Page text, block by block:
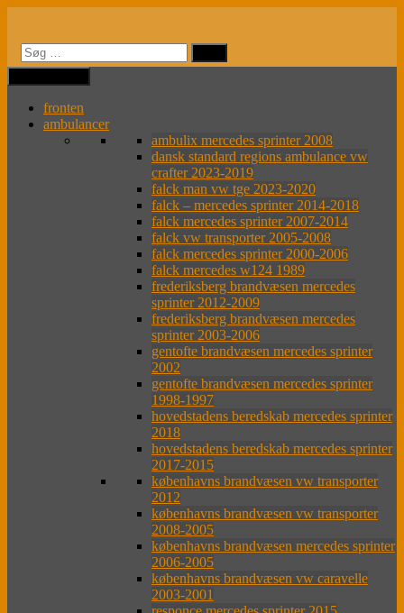
indhold
fronten
ambulancer
ambulix mercedes sprinter 2008
dansk standard regions ambulance vw
crafter 2023-2019
falck man vw tge 2023-2020
falck – mercedes sprinter 2014-2018
falck mercedes sprinter 2007-2014
falck vw transporter 2005-2008
falck mercedes sprinter 2000-2006
falck mercedes w124 1989
frederiksberg brandvæsen mercedes
sprinter 2012-2009
frederiksberg brandvæsen mercedes
sprinter 2003-2006
gentofte brandvæsen mercedes sprinter
2002
gentofte brandvæsen mercedes sprinter
1998-1997
hovedstadens beredskab mercedes sprinter
2018
hovedstadens beredskab mercedes sprinter
2017-2015
københavns brandvæsen vw transporter
2012
københavns brandvæsen vw transporter
2008-2005
københavns brandvæsen mercedes sprinter
2006-2005
københavns brandvæsen vw caravelle
2003-2001